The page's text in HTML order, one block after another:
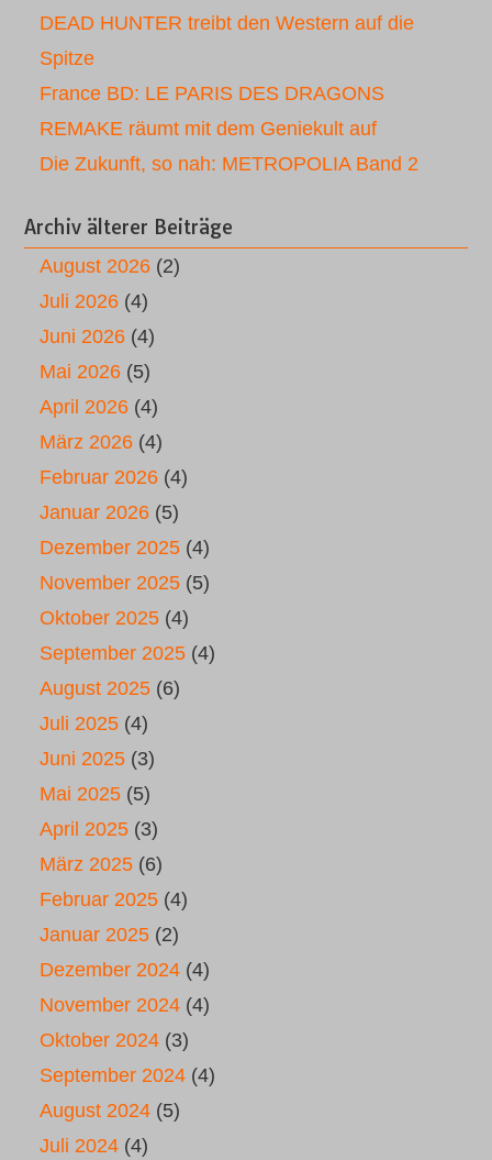
DEAD HUNTER treibt den Western auf die
Spitze
France BD: LE PARIS DES DRAGONS
REMAKE räumt mit dem Geniekult auf
Die Zukunft, so nah: METROPOLIA Band 2
Archiv älterer Beiträge
August 2026 (2)
Juli 2026 (4)
Juni 2026 (4)
Mai 2026 (5)
April 2026 (4)
März 2026 (4)
Februar 2026 (4)
Januar 2026 (5)
Dezember 2025 (4)
November 2025 (5)
Oktober 2025 (4)
September 2025 (4)
August 2025 (6)
Juli 2025 (4)
Juni 2025 (3)
Mai 2025 (5)
April 2025 (3)
März 2025 (6)
Februar 2025 (4)
Januar 2025 (2)
Dezember 2024 (4)
November 2024 (4)
Oktober 2024 (3)
September 2024 (4)
August 2024 (5)
Juli 2024 (4)